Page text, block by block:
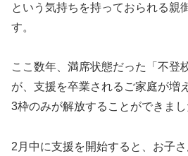
という気持ちを持っておられる親
す。
ここ数年、満席状態だった「不登
が、支援を卒業されるご家庭が増
3枠のみが解放することができまし
2月中に支援を開始すると、お子